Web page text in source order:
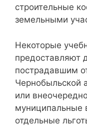
строительные
земельными
Некоторые
предоставляют
пострадавшим
Чернобыльской
или
муниципальные
отдельные